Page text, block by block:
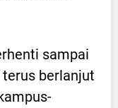
sampai
berlanjut